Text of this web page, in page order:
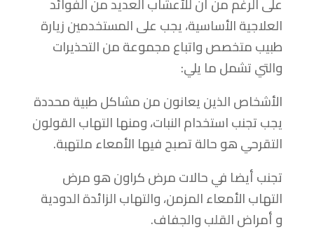
العلاجية الأساسية، يجب على المستخدمين زيارة
طبيب متخصص واتباع مجموعة من التحذيرات
والتي تشمل ما يلي:
الأشخاص الذين يعانون من مشاكل طبية محددة
يجب تجنب استخدام النبات، ومنها التهاب القولون
التقرحي هو حالة تصبح فيها الأمعاء ملتهبة.
تجنب أيضا في حالات مرض كراون هو مرض
التهاب الأمعاء المزمن، والتهاب الزائدة الدودية
و أمراض القلب والجفاف.